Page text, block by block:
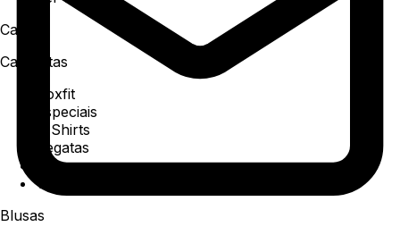
Camisa
Camisetas
Boxfit
Especiais
T-Shirts
Regatas
Polo
Ver todos
Blusas